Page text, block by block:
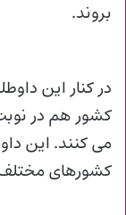
بروند.
کشورهای مختلف